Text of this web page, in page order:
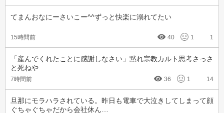
てまんおなにーさいこー^^ずっと快楽に溺れてたい
15時間前 40 1 1
「産んでくれたことに感謝しなさい」黙れ宗教カルト思考さっさ
と死ねや
7時間前 36 1 14
旦那にモラハラされている。昨日も電車で大泣きしてしまって顔
ぐちゃぐちゃだから会社休ん…